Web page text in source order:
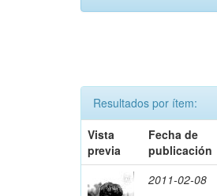
Resultados por ítem:
Vista
previa
Fecha de
publicación
2011-02-08